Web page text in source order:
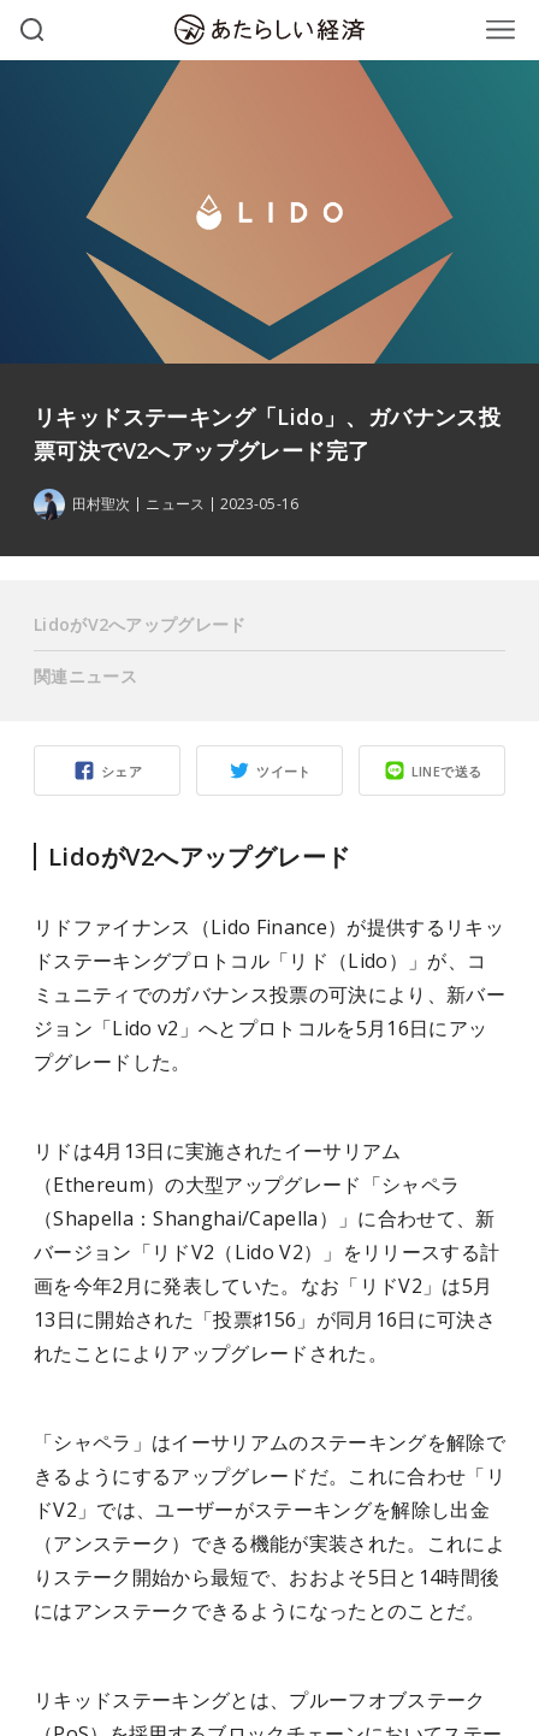
リキッドステーキング「Lido」、ガバナンス投
票可決でV2へアップグレード完了
田村聖次 ニュース 2023-05-16
シェア ツイート LINEで送る
LidoがV2へアップグレード
リドファイナンス（Lido Finance）が提供するリキッ
ドステーキングプロトコル「リド（Lido）」が、コ
ミュニティでのガバナンス投票の可決により、新バー
ジョン「Lido v2」へとプロトコルを5月16日にアッ
プグレードした。
リドは4月13日に実施されたイーサリアム
（Ethereum）の大型アップグレード「シャペラ
（Shapella：Shanghai/Capella）」に合わせて、新
バージョン「リドV2（Lido V2）」をリリースする計
画を今年2月に発表していた。なお「リドV2」は5月
13日に開始された「投票♯156」が同月16日に可決さ
れたことによりアップグレードされた。
「シャペラ」はイーサリアムのステーキングを解除で
きるようにするアップグレードだ。これに合わせ「リ
ドV2」では、ユーザーがステーキングを解除し出金
（アンステーク）できる機能が実装された。
これによ
りステーク開始から最短で、おおよそ5日と14時間後
にはアンステークできるようになったとのことだ。
リキッドステーキングとは、プルーフオブステーク
LidoがV2へアップグレード
関連ニュース